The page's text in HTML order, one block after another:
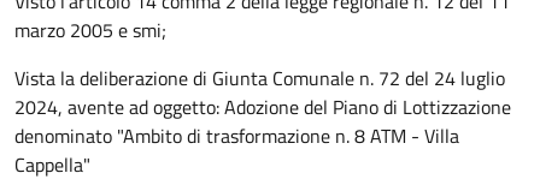
marzo 2005 e smi;
Vista la deliberazione di Giunta Comunale n. 72 del 24 luglio
2024, avente ad oggetto: Adozione del Piano di Lottizzazione
denominato "Ambito di trasformazione n. 8 ATM - Villa
Cappella"